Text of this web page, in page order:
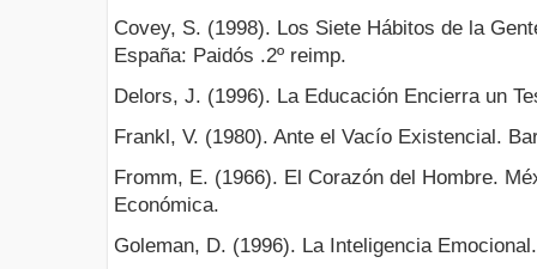
Covey, S. (1998). Los Siete Hábitos de la
España: Paidós .2º reimp.
Delors, J. (1996). La Educación Encierra un
Frankl, V. (1980). Ante el Vacío Existencial.
Fromm, E. (1966). El Corazón del Hombre.
Económica.
Goleman, D. (1996). La Inteligencia